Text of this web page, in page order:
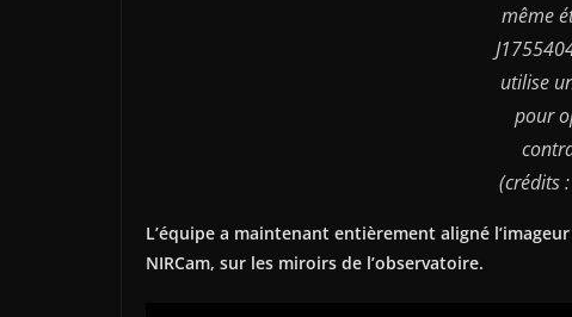
même
utilise
pour
(crédits :
L’équipe a maintenant entièrement aligné
NIRCam, sur les miroirs de l’observatoire.